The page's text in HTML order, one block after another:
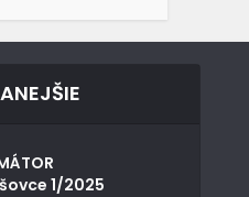
1/2025